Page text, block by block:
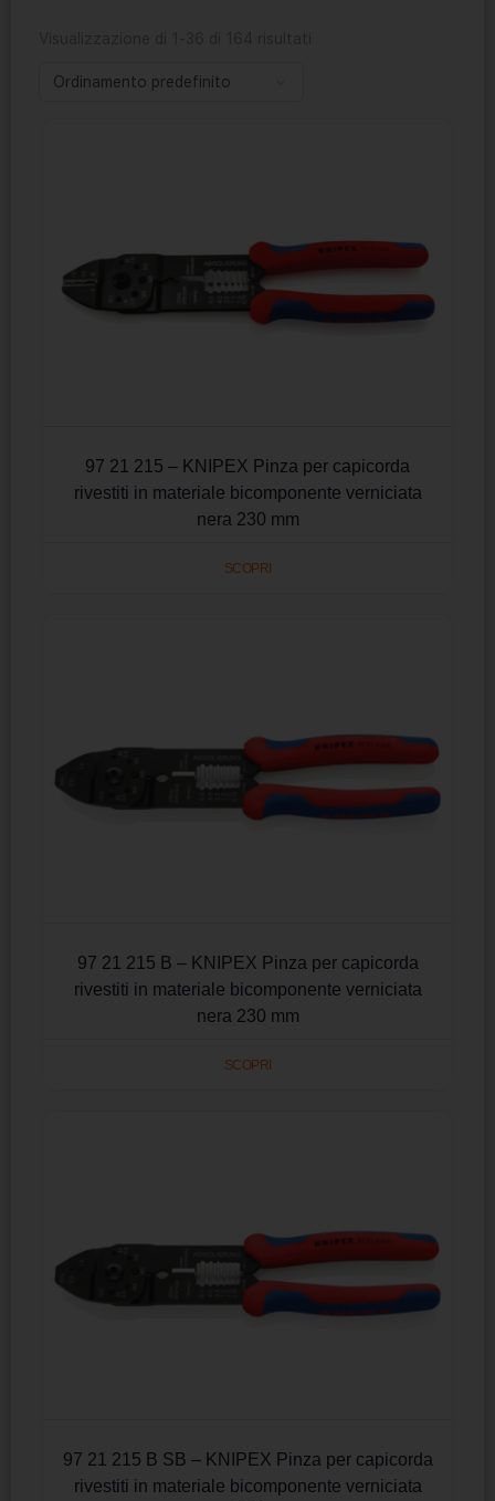
97 21 215 – KNIPEX Pinza per capicorda
rivestiti in materiale bicomponente verniciata
nera 230 mm
SCOPRI
97 21 215 B – KNIPEX Pinza per capicorda
rivestiti in materiale bicomponente verniciata
nera 230 mm
SCOPRI
97 21 215 B SB – KNIPEX Pinza per capicorda
rivestiti in materiale bicomponente verniciata